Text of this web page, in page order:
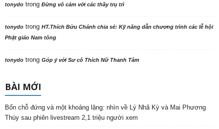
tonydo trong Đừng vô cảm với các thầy trụ trì
tonydo trong HT.Thích Bửu Chánh chia sẻ: Kỹ năng dẫn chương trình các lễ hội
Phật giáo Nam tông
tonydo trong Góp ý với Sư cô Thích Nữ Thanh Tâm
BÀI MỚI
Bốn chỗ đứng và một khoảng lặng: nhìn về Lý Nhã Kỳ và Mai Phương
Thúy sau phiên livestream 2,1 triệu người xem